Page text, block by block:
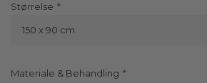
Størrelse
150 x 90 cm.
Materiale & Behandling